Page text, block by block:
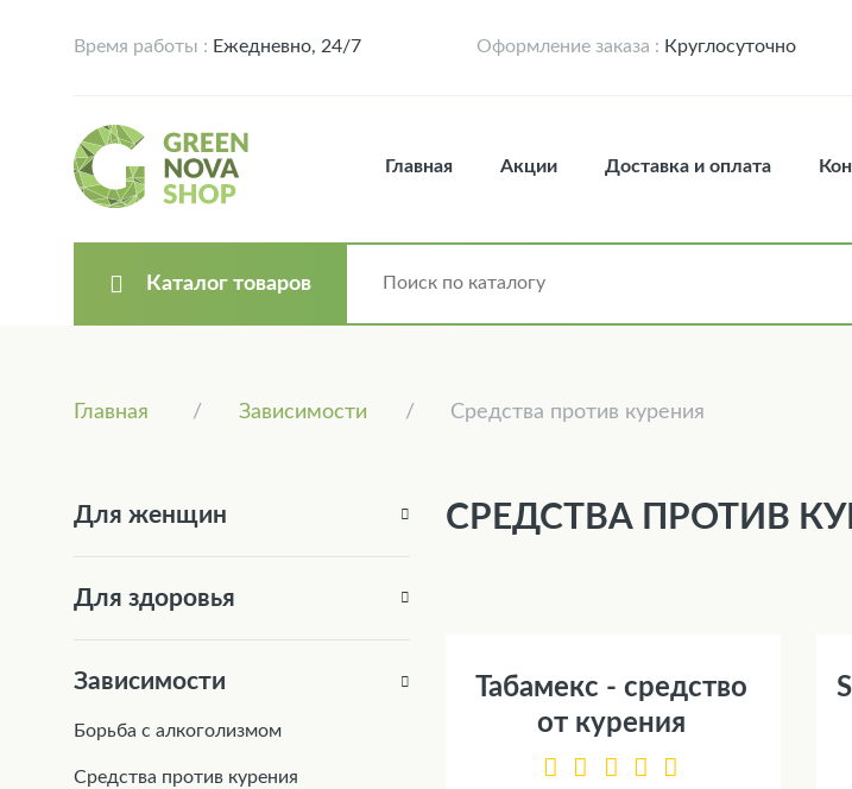
Время работы : Ежедневно, 24/7 Оформление заказа : Круглосуточно
Главная Акции Доставка и оплата
Каталог товаров
Главная Зависимости Средства против курения
СРЕДСТВА ПРОТИВ
Табамекс - средство
от курения
Для женщин
Для здоровья
Зависимости
Борьба с алкоголизмом
Средства против курения